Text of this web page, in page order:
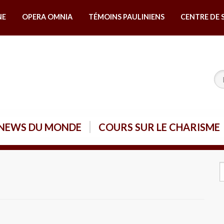
OPERA OMNIA TÉMOINS PAULINIENS CENTRE DE
DU MONDE COURS SUR LE CHARISME